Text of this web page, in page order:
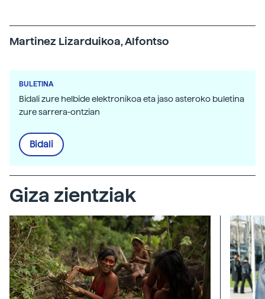
Martinez Lizarduikoa, Alfontso
BULETINA
Bidali zure helbide elektronikoa eta jaso asteroko buletina
zure sarrera-ontzian
Bidali
Giza zientziak